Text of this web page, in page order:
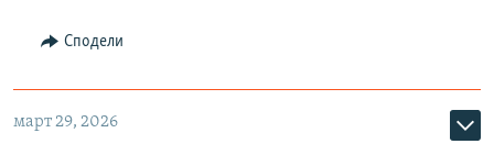
Сподели
март 29, 2026